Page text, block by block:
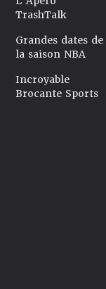
TrashTalk
Grandes dates de
la saison NBA
Incroyable
Brocante Sports